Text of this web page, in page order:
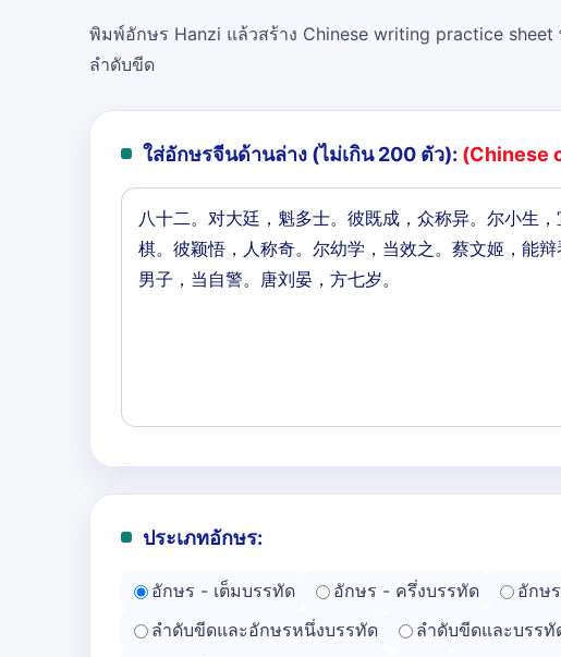
พิมพ์อักษร Hanzi แล้วสร้าง Chinese writing practice sheet
ลำดับขีด
ใส่อักษรจีนด้านล่าง (ไม่เกิน 200 ตัว): (Chinese
ประเภทอักษร:
อักษร - เต็มบรรทัด อักษร - ครึ่งบรรทัด อักษ
ลำดับขีดและอักษรหนึ่งบรรทัด
ลำดับขีดและบรรทั